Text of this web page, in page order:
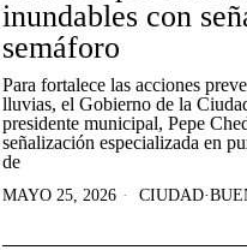
inundables con
semáforo
Para fortalece las acciones
lluvias, el Gobierno de la
presidente municipal, Pepe
señalización especializada en
de
MAYO 25, 2026 CIUDAD·